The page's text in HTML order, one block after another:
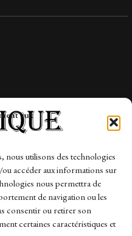
aux
nous utilisons des technologies
accéder aux informations sur
nous permettra de
de navigation ou les
consentir ou retirer son
certaines caractéristiques et